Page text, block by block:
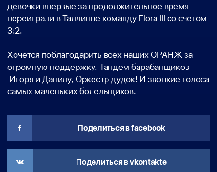
девочки впервые за продолжительное время
переиграли в Таллинне команду Flora III со счетом
3:2.
Хочется поблагодарить всех наших ОРАНЖ за
огромную поддержку. Тандем барабанщиков
Игоря и Данилу, Оркестр дудок! И звонкие голоса
самых маленьких болельщиков.
Поделиться в facebook
Поделиться в vkontakte